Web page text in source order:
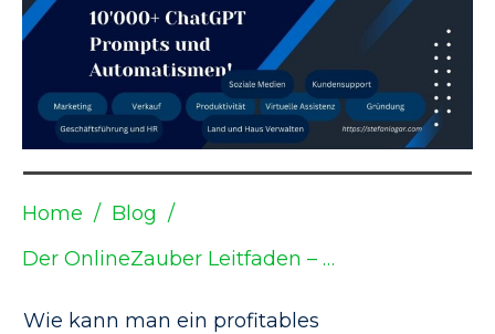
Home / Blog /
Der OnlineZauber Leitfaden – Wie Du Techfrei ein profitables OnlineBusiness startest und Geld sowie Zeitverlust direkt vermeidest
Wie kann man ein profitables